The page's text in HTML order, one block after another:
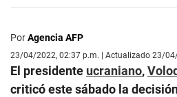
PorAgencia AFP
23/04/2022, 02:37 p.m. | Actualizado 23/
El presidente ucraniano,
criticó este sábado la